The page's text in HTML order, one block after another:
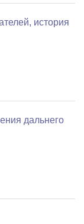
история
дальнего